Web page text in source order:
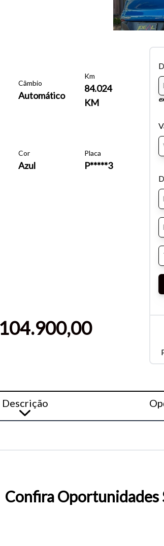
ou diminuir a fonte em nosso site,
e Ctrl- (para diminuir) no seu teclado.
Câmbio
Automático
Km
84.024
KM
Cor
Azul
Placa
P*****3
Descrição
Confira Oportunidades